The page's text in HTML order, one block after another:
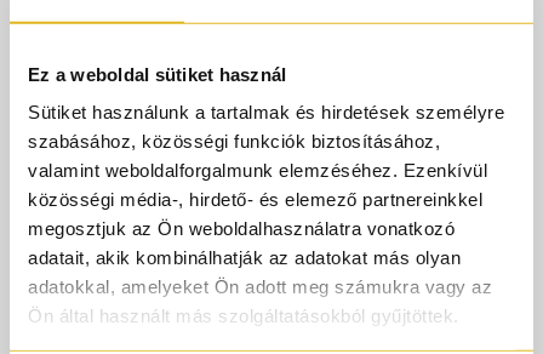
Ez a weboldal sütiket használ
Sütiket használunk a tartalmak és hirdetések személyre
szabásához, közösségi funkciók biztosításához,
valamint weboldalforgalmunk elemzéséhez. Ezenkívül
közösségi média-, hirdető- és elemező partnereinkkel
megosztjuk az Ön weboldalhasználatra vonatkozó
adatait, akik kombinálhatják az adatokat más olyan
adatokkal, amelyeket Ön adott meg számukra vagy az
Ön által használt más szolgáltatásokból gyűjtöttek.
Rendelj 50.000.-ft felett és AJÁNDÉK gyári
Termékleírás
Egy igazi mindent elsöprő fűszeres és Cubai dohányos
illat a maga bődületes erejével. A Red Tobacco egy
hihetetlenül erős és szexi illat. A meleg és lendületes
akkordok fényűző keveréke forróságot visz a hosszú,
hűvös őszi és téli éjszakákba. Az oud, a zöld alma, a